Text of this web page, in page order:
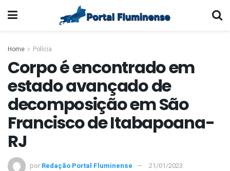
Home Polícia
Corpo é encontrado em
estado avançado de
decomposição em São
Francisco de Itabapoana-
RJ
por Redação Portal Fluminense 21/01/2023